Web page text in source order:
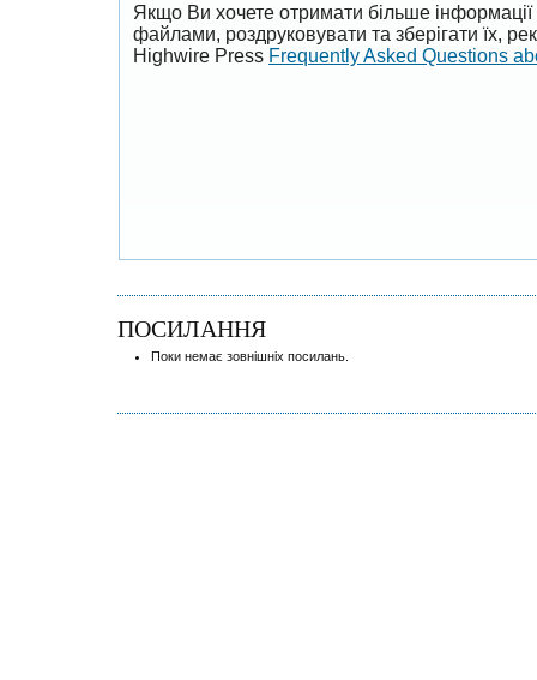
Якщо Ви хочете отримати більше
файлами, роздруковувати та зберігати їх,
Highwire Press Frequently Asked Questions
ПОСИЛАННЯ
Поки немає зовнішніх посилань.